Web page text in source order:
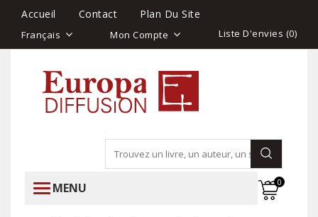
Accueil Contact Plan Du Site
Français Mon Compte Liste D'envies (0)
MENU 0